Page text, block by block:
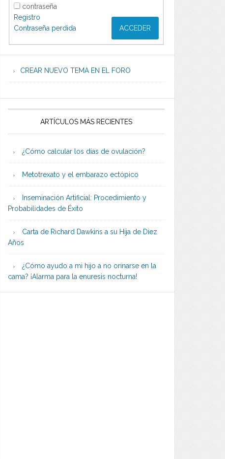
contraseña
ACCEDER
Registro
Contraseña perdida
CREAR NUEVO TEMA EN EL FORO
ARTÍCULOS MÁS RECIENTES
¿Cómo calcular los días de ovulación?
Metotrexato y el embarazo ectópico
Inseminación Artificial: Procedimiento y
Probabilidades de Éxito
Carta de Richard Dawkins a su Hija de Diez
Años
¿Cómo ayudo a mi hijo a no orinarse en la
cama? ¡Alarma para la enuresis nocturna!